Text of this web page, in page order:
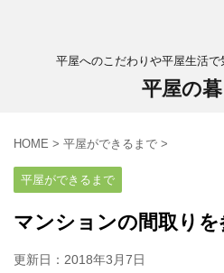
平屋へのこだわりや平屋生活
平屋の
HOME > 平屋ができるまで >
平屋ができるまで
マンションの間取りを
更新日： 2018年3月7日